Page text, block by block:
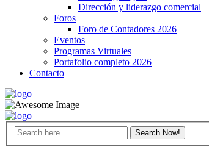
Dirección y liderazgo comercial
Foros
Foro de Contadores 2026
Eventos
Programas Virtuales
Portafolio completo 2026
Contacto